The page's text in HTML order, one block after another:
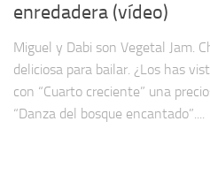
enredadera (vídeo)
Miguel y Dabi son Vegetal Jam.
deliciosa para bailar. ¿Los has
con “Cuarto creciente” una
“Danza del bosque encantado”....